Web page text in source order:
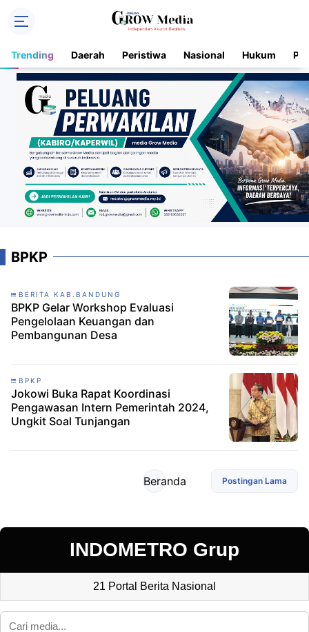
Trending Daerah Peristiwa Nasional Hukum
BPKP
BERITA KAB.BANDUNG
BPKP Gelar Workshop Evaluasi
Pengelolaan Keuangan dan
Pembangunan Desa
BPKP
Jokowi Buka Rapat Koordinasi
Pengawasan Intern Pemerintah 2024,
Ungkit Soal Tunjangan
Postingan Lama
Beranda
INDOMETRO Grup
21 Portal Berita Nasional